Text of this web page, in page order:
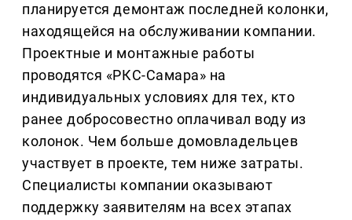
планируется демонтаж последней колонки,
находящейся на обслуживании компании.
Проектные и монтажные работы
проводятся «РКС-Самара» на
индивидуальных условиях для тех, кто
ранее добросовестно оплачивал воду из
колонок. Чем больше домовладельцев
участвует в проекте, тем ниже затраты.
Специалисты компании оказывают
поддержку заявителям на всех этапах